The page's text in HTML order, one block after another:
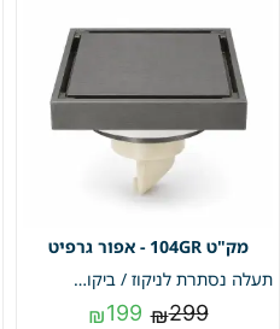
104GR - אפור גרפיט
תעלה נסתרת לניקוז / ביקורת דגם "סקוואר" | 10/10 | פטנט חוסם ריחות וחרקים | אפור גרפיט | מק"ט 104GR
₪299
₪199